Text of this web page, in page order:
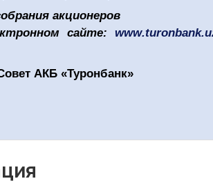
акционеров
сайте:www.turonbank.
АКБ «Туронбанк»